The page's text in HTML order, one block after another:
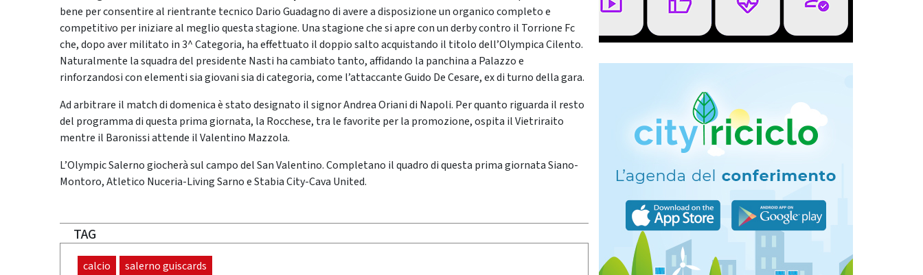
bene per consentire al rientrante tecnico Dario Guadagno di avere a disposizione un organico completo e
competitivo per iniziare al meglio questa stagione. Una stagione che si apre con un derby contro il Torrione Fc
che, dopo aver militato in 3^ Categoria, ha effettuato il doppio salto acquistando il titolo dell’Olympica Cilento.
Naturalmente la squadra del presidente Nasti ha cambiato tanto, affidando la panchina a Palazzo e
rinforzandosi con elementi sia giovani sia di categoria, come l’attaccante Guido De Cesare, ex di turno della gara.
Ad arbitrare il match di domenica è stato designato il signor Andrea Oriani di Napoli. Per quanto riguarda il resto
del programma di questa prima giornata, la Rocchese, tra le favorite per la promozione, ospita il Vietriraito
mentre il Baronissi attende il Valentino Mazzola.
L’Olympic Salerno giocherà sul campo del San Valentino. Completano il quadro di questa prima giornata Siano-
Montoro, Atletico Nuceria-Living Sarno e Stabia City-Cava United.
TAG
calcio salerno guiscards